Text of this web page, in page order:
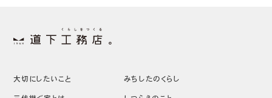
大切にしたいこと みちしたのくらし